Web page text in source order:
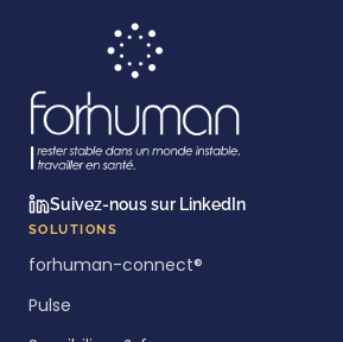
Suivez-nous sur LinkedIn
SOLUTIONS
forhuman-connect®
Pulse